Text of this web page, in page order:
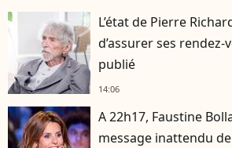
L’état de Pierre
d’assurer ses
publié
14:06
A 22h17, Faustine
message inattendu